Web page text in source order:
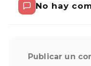
No hay
Publicar un